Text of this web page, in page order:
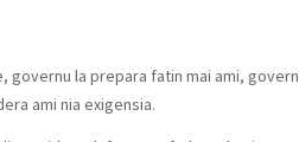
governu la prepara fatin mai ami,
ami nia exigensia.